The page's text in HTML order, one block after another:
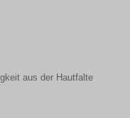
aus der Hautfalte